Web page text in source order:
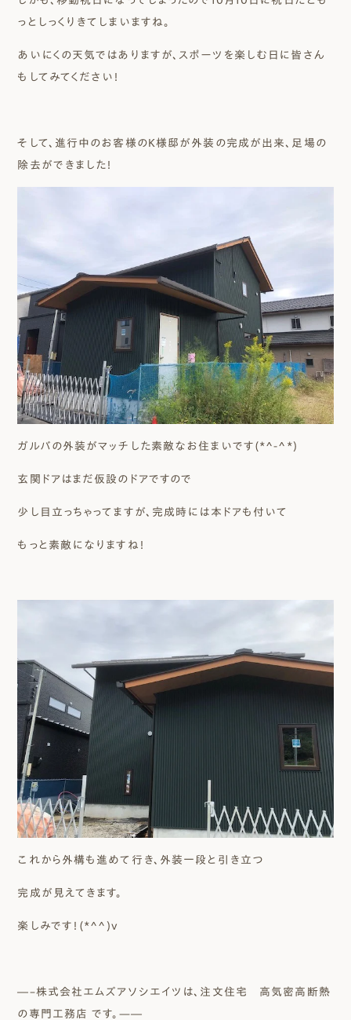
っとしっくりきてしまいますね。
あいにくの天気ではありますが、スポーツを楽しむ日に皆さん
もしてみてください！
そして、進行中のお客様のK様邸が外装の完成が出来、足場の
除去ができました！
ガルバの外装がマッチした素敵なお住まいです(*^-^*)
玄関ドアはまだ仮設のドアですので
少し目立っちゃってますが、完成時には本ドアも付いて
もっと素敵になりますね！
これから外構も進めて行き、外装一段と引き立つ
完成が見えてきます。
楽しみです！(*^^)v
―–株式会社エムズアソシエイツは、注文住宅 高気密高断熱
の専門工務店 です。—―